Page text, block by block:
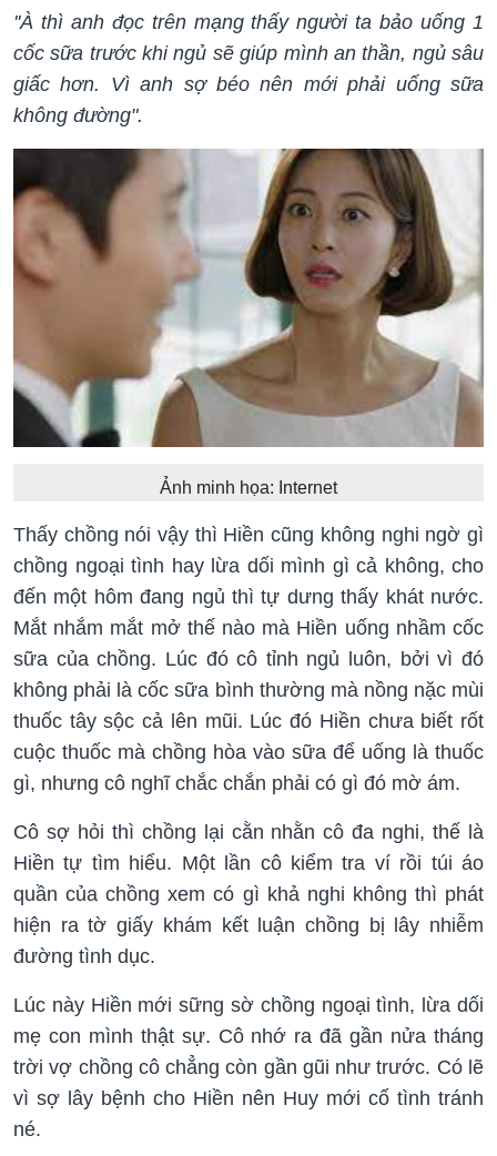
''À thì anh đọc trên mạng thấy người ta bảo uống 1
cốc sữa trước khi ngủ sẽ giúp mình an thần, ngủ sâu
giấc hơn. Vì anh sợ béo nên mới phải uống sữa
không đường".
Ảnh minh họa: Internet
Thấy chồng nói vậy thì Hiền cũng không nghi ngờ gì
chồng ngoại tình hay lừa dối mình gì cả không, cho
đến một hôm đang ngủ thì tự dưng thấy khát nước.
Mắt nhắm mắt mở thế nào mà Hiền uống nhầm cốc
sữa của chồng. Lúc đó cô tỉnh ngủ luôn, bởi vì đó
không phải là cốc sữa bình thường mà nồng nặc mùi
thuốc tây sộc cả lên mũi. Lúc đó Hiền chưa biết rốt
cuộc thuốc mà chồng hòa vào sữa để uống là thuốc
gì, nhưng cô nghĩ chắc chắn phải có gì đó mờ ám.
Cô sợ hỏi thì chồng lại cằn nhằn cô đa nghi, thế là
Hiền tự tìm hiểu. Một lần cô kiểm tra ví rồi túi áo
quần của chồng xem có gì khả nghi không thì phát
hiện ra tờ giấy khám kết luận chồng bị lây nhiễm
đường tình dục.
Lúc này Hiền mới sững sờ chồng ngoại tình, lừa dối
mẹ con mình thật sự. Cô nhớ ra đã gần nửa tháng
trời vợ chồng cô chẳng còn gần gũi như trước. Có lẽ
vì sợ lây bệnh cho Hiền nên Huy mới cố tình tránh
né.